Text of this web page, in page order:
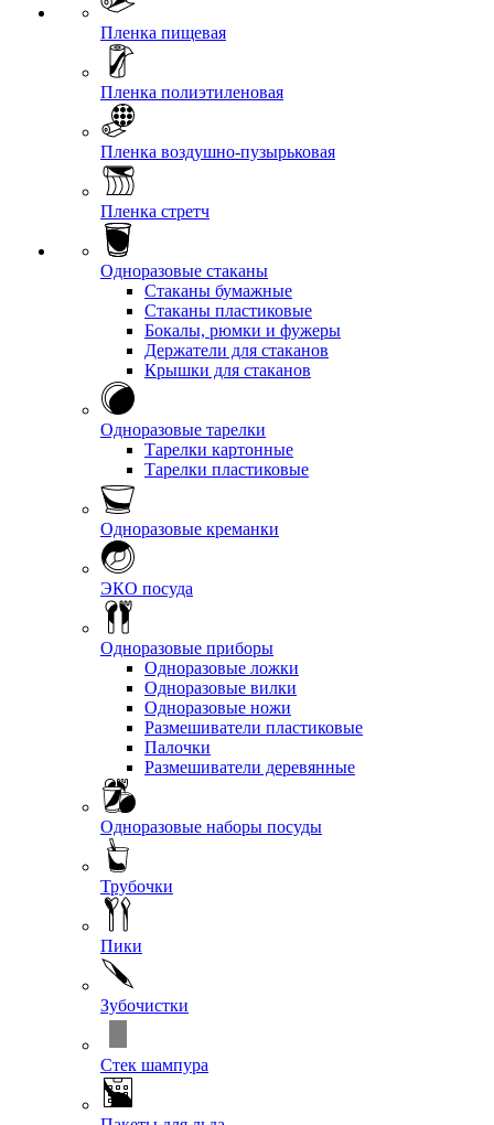
Пленка пищевая
Пленка полиэтиленовая
Пленка воздушно-пузырьковая
Пленка стретч
Одноразовые стаканы
Стаканы бумажные
Стаканы пластиковые
Бокалы, рюмки и фужеры
Держатели для стаканов
Крышки для стаканов
Одноразовые тарелки
Тарелки картонные
Тарелки пластиковые
Одноразовые креманки
ЭКО посуда
Одноразовые приборы
Одноразовые ложки
Одноразовые вилки
Одноразовые ножи
Размешиватели пластиковые
Палочки
Размешиватели деревянные
Одноразовые наборы посуды
Трубочки
Пики
Зубочистки
Стек шампура